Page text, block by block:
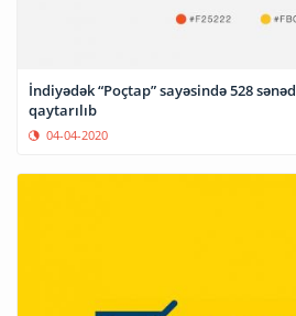
İndiyədək “Poçtap” sayəsində 528
qaytarılıb
04-04-2020